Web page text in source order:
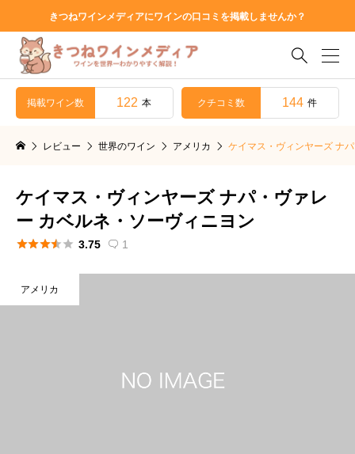
きつねワインメディアにワインの口コミを掲載しませんか？

掲載ワイン数 122 本 クチコミ数 144 件
レビュー 世界のワイン アメリカ ケイマス・ヴィンヤーズ ナ
ケイマス・ヴィンヤーズ ナパ・ヴァレ
ー カベルネ・ソーヴィニヨン
 3.75  1
アメリカ